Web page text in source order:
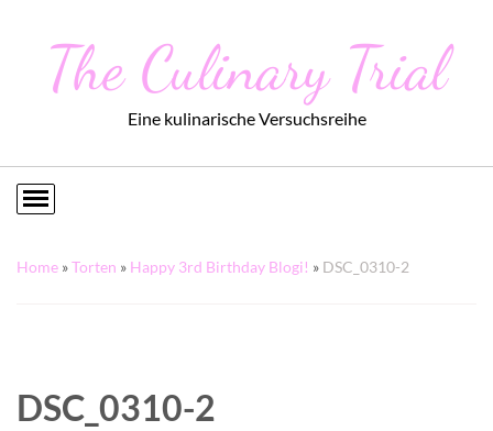
The Culinary Trial
Eine kulinarische Versuchsreihe
Home »Torten » Happy 3rd Birthday Blogi! » DSC_0310-2
DSC_0310-2